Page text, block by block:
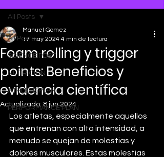
All Posts
SCIENCE POST
NUTRICION
ATHLETE PLAN
PERFORMANCE PLAN
All Posts
Foam rolling y trigger
points: Beneficios y
evidencia científica
Manuel Gomez
17 may 2024 4 min de lectura
Actualizado:8 jun 2024
Los atletas, especialmente aquellos
que entrenan con alta intensidad, a
menudo se quejan de molestias y
dolores musculares. Estas molestias